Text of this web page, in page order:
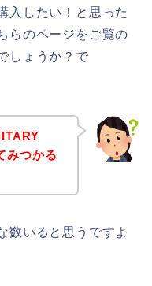
入したい！と思った
らのページをご覧の
しょうか？で
みつかる
数いると思うですよ